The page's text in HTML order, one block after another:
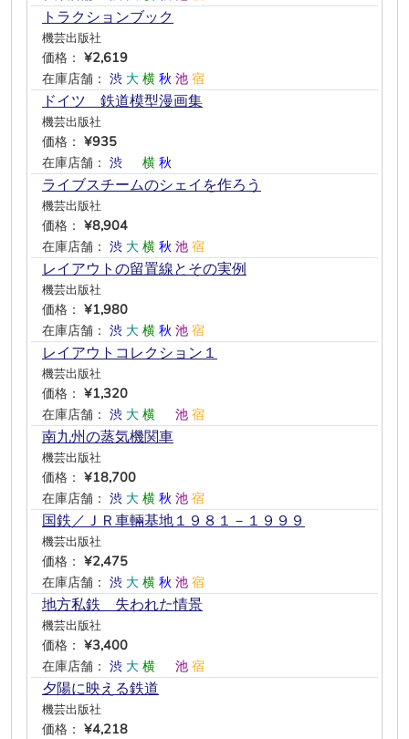
トラクションブック
機芸出版社
価格： ¥2,619
在庫店舗： 渋 大 横 秋 池 宿
ドイツ 鉄道模型漫画集
機芸出版社
価格： ¥935
在庫店舗： 渋 横 秋
ライブスチームのシェイを作ろう
機芸出版社
価格： ¥8,904
在庫店舗： 渋 大 横 秋 池 宿
レイアウトの留置線とその実例
機芸出版社
価格： ¥1,980
在庫店舗： 渋 大 横 秋 池 宿
レイアウトコレクション１
機芸出版社
価格： ¥1,320
在庫店舗： 渋 大 横 池 宿
南九州の蒸気機関車
機芸出版社
価格： ¥18,700
在庫店舗： 渋 大 横 秋 池 宿
国鉄／ＪＲ車輛基地１９８１－１９９９
機芸出版社
価格： ¥2,475
在庫店舗： 渋 大 横 秋 池 宿
地方私鉄 失われた情景
機芸出版社
価格： ¥3,400
在庫店舗： 渋 大 横 池 宿
夕陽に映える鉄道
機芸出版社
価格： ¥4,218